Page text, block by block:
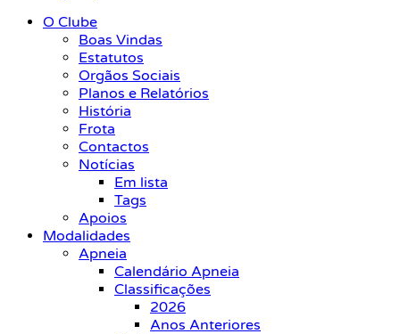
O Clube
Boas Vindas
Estatutos
Orgãos Sociais
Planos e Relatórios
História
Frota
Contactos
Notícias
Em lista
Tags
Apoios
Modalidades
Apneia
Calendário Apneia
Classificações
2026
Anos Anteriores